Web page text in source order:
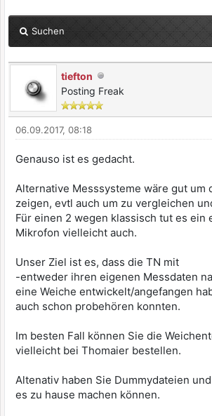
Suchen
tiefton
Posting Freak
06.09.2017, 08:18
Genauso ist es gedacht.
Alternative Messsysteme wäre gut um
zeigen, evtl auch um zu vergleichen
Für einen 2 wegen klassisch tut es ein
Mikrofon vielleicht auch.
Unser Ziel ist es, dass die TN mit
-entweder ihren eigenen Messdaten
eine Weiche entwickelt/angefangen
auch schon probehören konnten.
Im besten Fall können Sie die
vielleicht bei Thomaier bestellen.
Altenativ haben Sie Dummydateien
es zu hause machen können.